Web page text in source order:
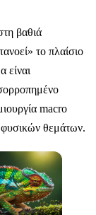
βαθιά
το πλαίσιο
είναι
macro
θεμάτων.